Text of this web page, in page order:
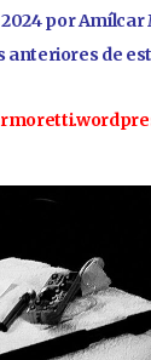
por
anteriores de